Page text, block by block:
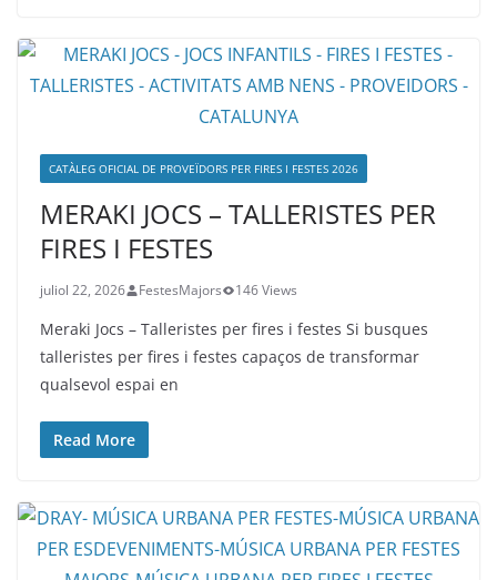
CATÀLEG OFICIAL DE PROVEÏDORS PER FIRES I FESTES 2026
MERAKI JOCS – TALLERISTES PER
FIRES I FESTES
juliol 22, 2026 FestesMajors 146 Views
Meraki Jocs – Talleristes per fires i festes Si busques
talleristes per fires i festes capaços de transformar
qualsevol espai en
Read More